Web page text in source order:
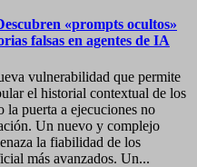
«prompts ocultos»
falsas en agentes de IA
vulnerabilidad que permite
el historial contextual de los
la puerta a ejecuciones no
Un nuevo y complejo
la fiabilidad de los
más avanzados. Un...